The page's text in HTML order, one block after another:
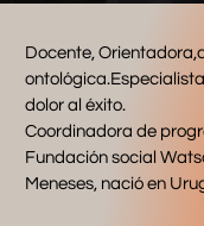
Docente,
dolor al éxito.
Coordinadora de
Fundación social
Meneses, nació en